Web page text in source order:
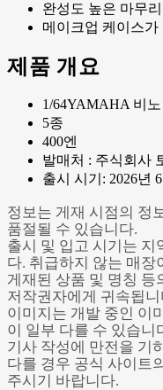
완성도 높은 마무
메이크업 케이스가
제품 개요
1/64YAMAHA 비
5종
400엔
발매처 : 주식회사
출시 시기: 2026년
정보는 게재 시점의 정
품절될 수 있습니다.
출시 및 입고 시기는 지
다. 취급하지 않는 매장
게재된 상품 및 명칭 등
저작권자에게 귀속됩니
이미지는 개발 중인 이
이 일부 다를 수 있습니
기사 작성에 만전을 기
다를 경우 공식 사이트
주시기 바랍니다.